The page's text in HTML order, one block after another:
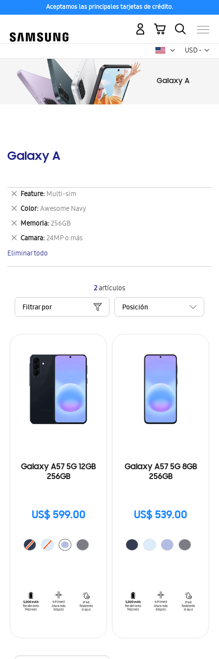
Aceptamos las principales tarjetas de crédito.
USD -
dólar
Mi carrito
Galaxy A
2artículos
Filtrar por
Galaxy A57 5G 12GB
256GB
US$ 599.00
Galaxy A57 5G 8GB
256GB
US$ 539.00
Feature Multi-sim
Eliminar
este
artículo
Color Awesome Navy
Eliminar
este
artículo
Memoria 256GB
Eliminar
este
artículo
Camara 24MP o más
Eliminar
este
artículo
Eliminar todo